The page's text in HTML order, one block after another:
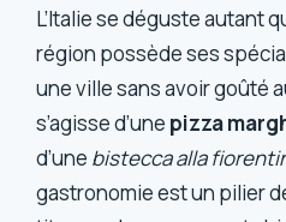
L’Italie se déguste autant
région possède ses
une ville sans avoir goûté
s’agisse d’une pizza
d’une bistecca alla
gastronomie est un pilier